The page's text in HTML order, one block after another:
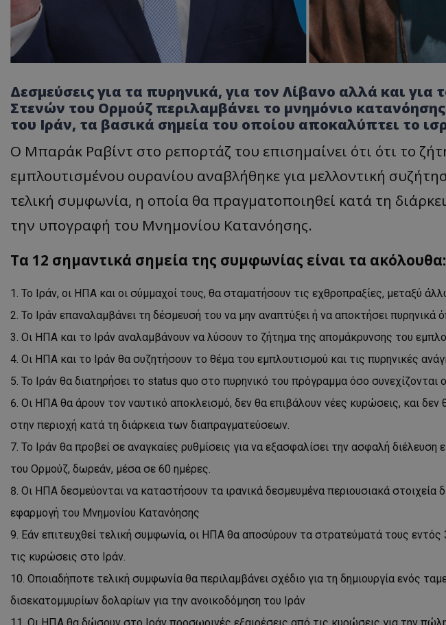
Δεσμεύσεις για τα πυρηνικά, για τον Λίβανο αλλά και για
Στενών του Ορμούζ περιλαμβάνει το μνημόνιο
του Ιράν, τα βασικά σημεία του οποίου αποκαλύπτει το
Ο Μπαράκ Ραβίντ στο ρεπορτάζ του επισημαίνει ότι ότι το
εμπλουτισμένου ουρανίου αναβλήθηκε για μελλοντική
τελική συμφωνία, η οποία θα πραγματοποιηθεί κατά τη
την υπογραφή του Μνημονίου Κατανόησης.
Τα 12 σημαντικά σημεία της συμφωνίας είναι τα ακόλουθα:
Το Ιράν, οι ΗΠΑ και οι σύμμαχοί τους, θα σταματήσουν τις εχθροπραξίες, μεταξύ
Το Ιράν επαναλαμβάνει τη δέσμευσή του να μην αναπτύξει ή να αποκτήσει πυρηνικά
Οι ΗΠΑ και το Ιράν αναλαμβάνουν να λύσουν το ζήτημα της απομάκρυνσης του
Οι ΗΠΑ και το Ιράν θα συζητήσουν το θέμα του εμπλουτισμού και τις πυρηνικές
Το Ιράν θα διατηρήσει το status quo στο πυρηνικό του πρόγραμμα όσο συνεχίζονται
Οι ΗΠΑ θα άρουν τον ναυτικό αποκλεισμό, δεν θα επιβάλουν νέες κυρώσεις, και δεν
στην περιοχή κατά τη διάρκεια των διαπραγματεύσεων.
Το Ιράν θα προβεί σε αναγκαίες ρυθμίσεις για να εξασφαλίσει την ασφαλή
του Ορμούζ, δωρεάν, μέσα σε 60 ημέρες.
Οι ΗΠΑ δεσμεύονται να καταστήσουν τα ιρανικά δεσμευμένα περιουσιακά στοιχεία
εφαρμογή του Μνημονίου Κατανόησης
Εάν επιτευχθεί τελική συμφωνία, οι ΗΠΑ θα αποσύρουν τα στρατεύματά τους
τις κυρώσεις στο Ιράν.
Οποιαδήποτε τελική συμφωνία θα περιλαμβάνει σχέδιο για τη δημιουργία ενός
δισεκατομμυρίων δολαρίων για την ανοικοδόμηση του Ιράν
Οι ΗΠΑ θα δώσουν στο Ιράν προσωρινές εξαιρέσεις από τις κυρώσεις για την